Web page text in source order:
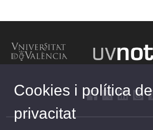
Cookies i política de
privacitat